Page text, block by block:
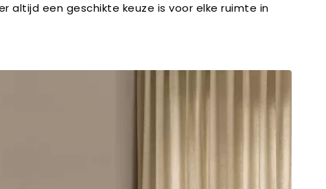
altijd een geschikte keuze is voor elke ruimte in